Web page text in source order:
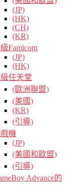
(JP)
(HK)
(CH)
(KR)
Famicom
(JP)
(HK)
任天堂
(歐洲聯盟)
(美國)
(KR)
(引導)
機
(JP)
(美國和歐盟)
(引導)
Advance的